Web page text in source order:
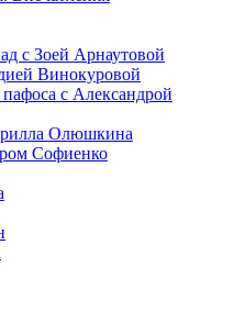
с Зоей Арнаутовой
Винокуровой
с Александрой
Олюшкина
Софиенко